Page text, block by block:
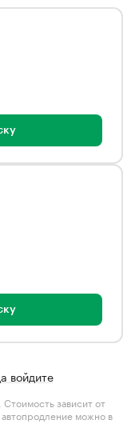
войдите
зависит от
автопродление можно в